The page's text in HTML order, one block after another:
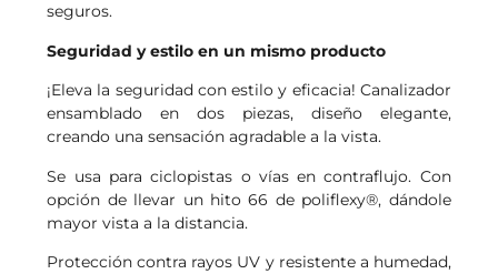
seguros.
Seguridad y estilo en un mismo producto
¡Eleva la seguridad con estilo y eficacia! Canalizador
ensamblado en dos piezas, diseño elegante,
creando una sensación agradable a la vista.
Se usa para ciclopistas o vías en contraflujo. Con
opción de llevar un hito 66 de poliflexy®, dándole
mayor vista a la distancia.
Protección contra rayos UV y resistente a humedad,